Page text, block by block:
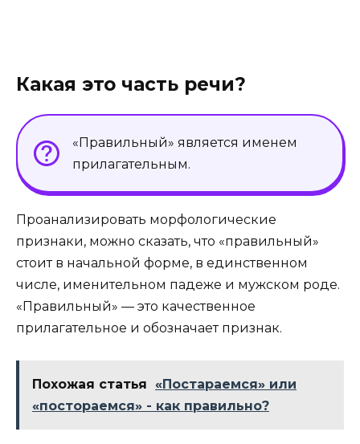
Какая это часть речи?
«Правильный» является именем
прилагательным.
Проанализировать морфологические
признаки, можно сказать, что «правильный»
стоит в начальной форме, в единственном
числе, именительном падеже и мужском роде.
«Правильный» — это качественное
прилагательное и обозначает признак.
Похожая статья
«Постараемся» или
«постораемся» - как правильно?